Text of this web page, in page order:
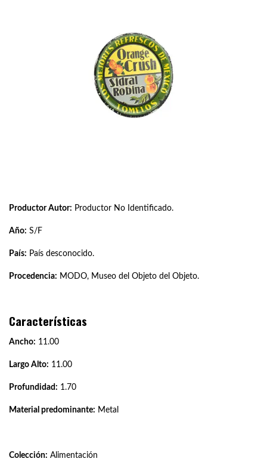
Productor Autor: Productor No Identificado.
Año: S/F
País: País desconocido.
Procedencia: MODO, Museo del Objeto del Objeto.
Características
Ancho: 11.00
Largo Alto: 11.00
Profundidad: 1.70
Material predominante: Metal
Colección: Alimentación